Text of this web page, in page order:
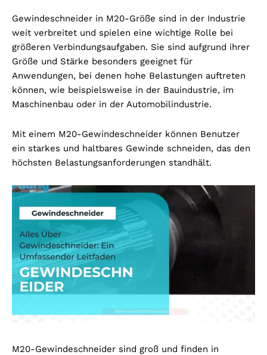
Gewindeschneider in M20-Größe sind in der Industrie
weit verbreitet und spielen eine wichtige Rolle bei
größeren Verbindungsaufgaben. Sie sind aufgrund ihrer
Größe und Stärke besonders geeignet für
Anwendungen, bei denen hohe Belastungen auftreten
können, wie beispielsweise in der Bauindustrie, im
Maschinenbau oder in der Automobilindustrie.
Mit einem M20-Gewindeschneider können Benutzer
ein starkes und haltbares Gewinde schneiden, das den
höchsten Belastungsanforderungen standhält.
M20-Gewindeschneider sind groß und finden in